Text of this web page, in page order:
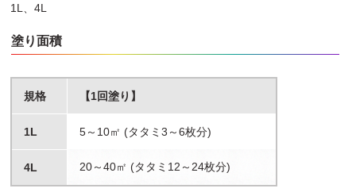
1L、4L
塗り面積
規格 【1回塗り】
1L 5～10㎡ (タタミ3～6枚分)
4L 20～40㎡ (タタミ12～24枚分)